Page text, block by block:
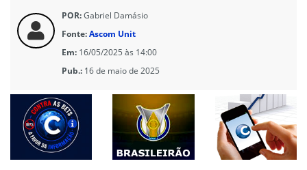
POR:Gabriel Damásio
Fonte:Ascom Unit
Em: 16/05/2025 às 14:00
Pub.: 16 de maio de 2025